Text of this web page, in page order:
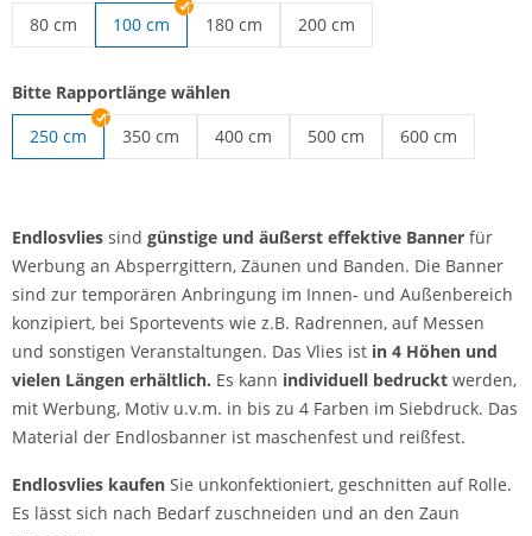
80 cm
100 cm
180 cm
200 cm
Bitte Rapportlänge wählen
250 cm
350 cm
400 cm
500 cm
600 cm
Endlosvlies sind günstige und äußerst effektive Banner für
Werbung an Absperrgittern, Zäunen und Banden. Die Banner
sind zur temporären Anbringung im Innen- und Außenbereich
konzipiert, bei Sportevents wie z.B. Radrennen, auf Messen
und sonstigen Veranstaltungen. Das Vlies ist in 4 Höhen und
vielen Längen erhältlich. Es kann individuell bedruckt werden,
mit Werbung, Motiv u.v.m. in bis zu 4 Farben im Siebdruck. Das
Material der Endlosbanner ist maschenfest und reißfest.
Endlosvlies kaufen Sie unkonfektioniert, geschnitten auf Rolle.
Es lässt sich nach Bedarf zuschneiden und an den Zaun